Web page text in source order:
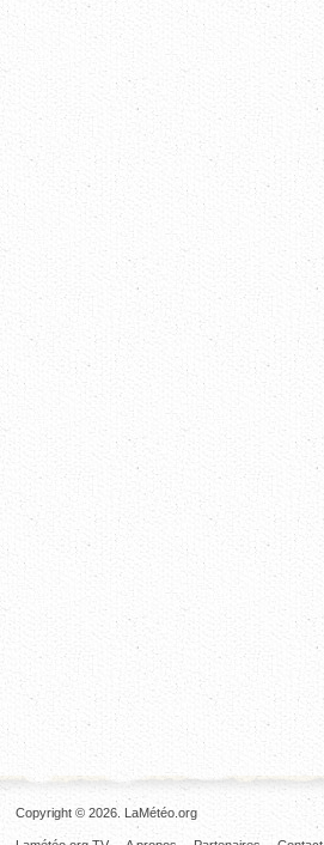
Copyright © 2026. LaMétéo.org